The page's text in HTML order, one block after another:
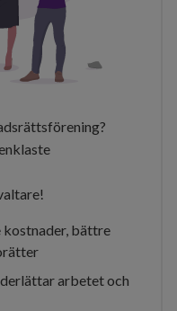
kostnader, bättre
arbetet och